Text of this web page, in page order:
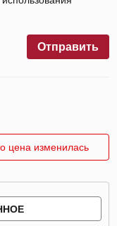
Отправить
цена изменилась